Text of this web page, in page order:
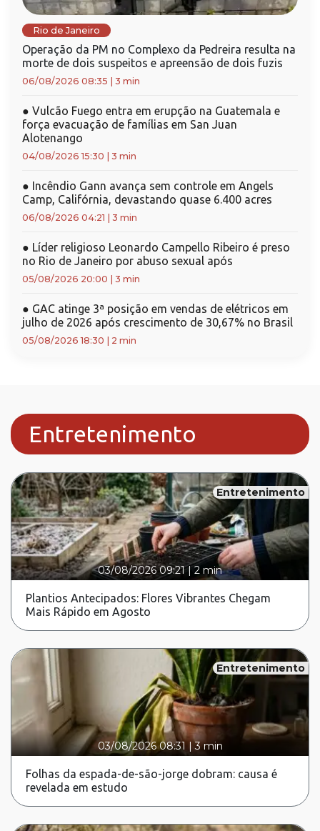
Rio de Janeiro
Operação da PM no Complexo da Pedreira resulta na
morte de dois suspeitos e apreensão de dois fuzis
06/08/2026 08:35 3 min
● Vulcão Fuego entra em erupção na Guatemala e
força evacuação de famílias em San Juan
Alotenango
04/08/2026 15:30 3 min
● Incêndio Gann avança sem controle em Angels
Camp, Califórnia, devastando quase 6.400 acres
06/08/2026 04:21 3 min
● Líder religioso Leonardo Campello Ribeiro é preso
no Rio de Janeiro por abuso sexual após
05/08/2026 20:00 3 min
● GAC atinge 3ª posição em vendas de elétricos em
julho de 2026 após crescimento de 30,67% no Brasil
05/08/2026 18:30 2 min
Entretenimento
Entretenimento
03/08/2026 09:21|2 min
Plantios Antecipados: Flores Vibrantes Chegam
Mais Rápido em Agosto
Entretenimento
03/08/2026 08:31 |3 min
Folhas da espada-de-são-jorge dobram: causa é
revelada em estudo